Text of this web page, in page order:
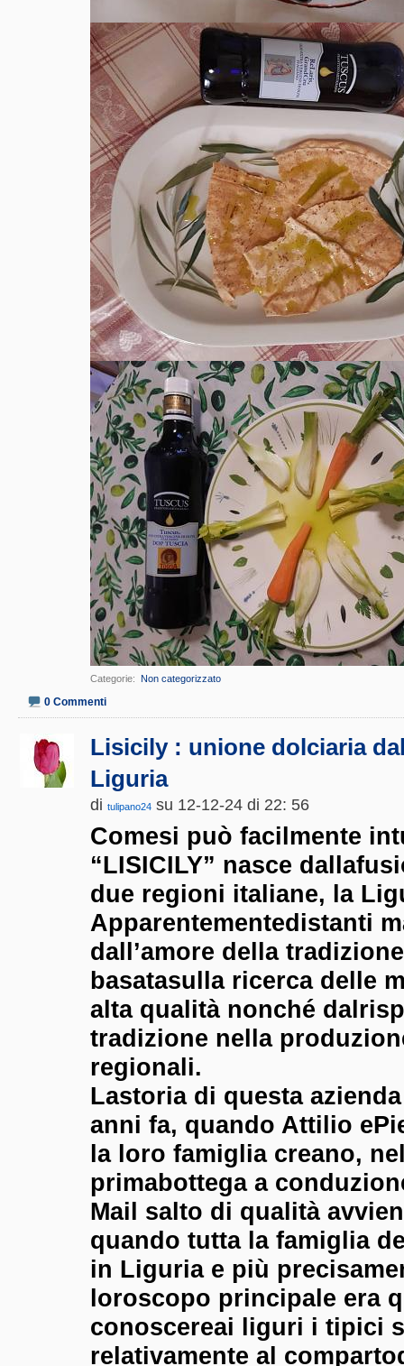
Categorie Non categorizzato
0 Commenti
Lisicily : unione dolciaria
Liguria
di tulipano24 su 12-12-24 di 22: 56
Comesi può facilmente
“LISICILY” nasce
due regioni italiane, la
Apparentementedistanti
dall’amore della
basatasulla ricerca delle
alta qualità nonché
tradizione nella
regionali.
Lastoria di questa
anni fa, quando Attilio
la loro famiglia creano,
primabottega a
Mail salto di qualità
quando tutta la famiglia
in Liguria e più
loroscopo principale era
conoscereai liguri i tipici
relativamente al